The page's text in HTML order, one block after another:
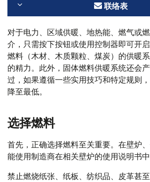
联络表
对于电力、区域供暖、地热能、燃气或
介，只需按下按钮或使用控制器即可开
燃料（木材、木质颗粒、煤炭）的供暖
的精力。此外，固体燃料供暖系统还会
过，如果遵循一些实用技巧和特定规则
降至最低。
选择燃料
首先，正确选择燃料至关重要。在壁炉
能使用制造商在相关壁炉的使用说明书中
禁止燃烧纸张、纸板、纺织品、皮革甚至